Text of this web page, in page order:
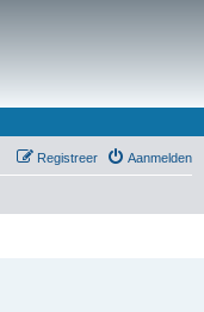
Aanmelden
Registreer